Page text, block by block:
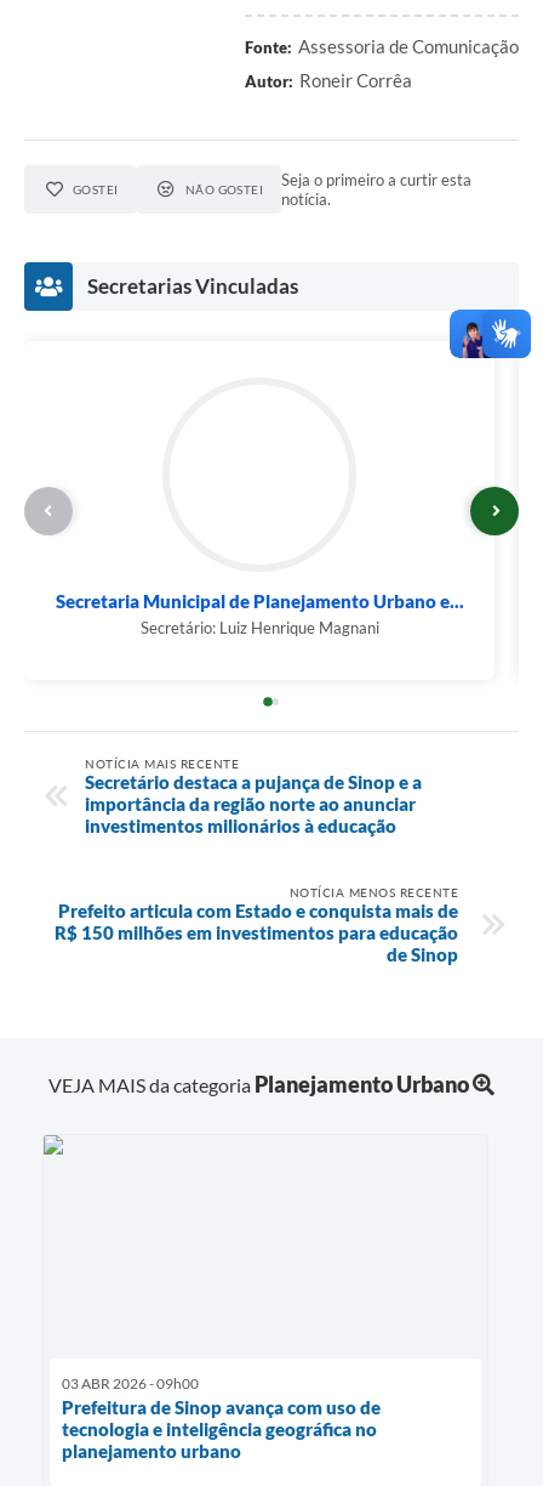
Fonte: Assessoria de Comunicação
Autor: Roneir Corrêa
GOSTEI NÃO GOSTEI
Seja o primeiro a curtir esta
notícia.
Secretarias Vinculadas
Secretaria Municipal de Planejamento Urbano e...
Secretário: Luiz Henrique Magnani
NOTÍCIA MAIS RECENTE
Secretário destaca a pujança de Sinop e a
importância da região norte ao anunciar
investimentos milionários à educação
NOTÍCIA MENOS RECENTE
Prefeito articula com Estado e conquista mais de
R$ 150 milhões em investimentos para educação
de Sinop
VEJA MAIS da categoria Planejamento Urbano
03 ABR 2026 - 09h00
Prefeitura de Sinop avança com uso de
tecnologia e inteligência geográfica no
planejamento urbano